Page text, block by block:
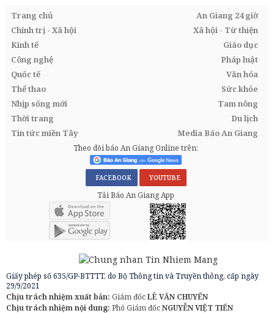
Trang chủ
An Giang 24 giờ
Chính trị - Xã hội
Xã hội - Từ thiện
Kinh tế
Giáo dục
Công nghệ
Pháp luật
Quốc tế
Văn hóa
Thể thao
Sức khỏe
Nhịp sống mới
Tam nông
Thời trang
Du lịch
Tin tức miền Tây
Media Báo An Giang
Theo dõi báo An Giang Online trên:
FACEBOOK YOUTUBE
Tải Báo An Giang App
Giấy phép số 635/GP-BTTTT, do Bộ Thông tin và Truyền thông, cấp ngày
29/9/2021
Chịu trách nhiệm xuất bản: Giám đốcLÊ VĂN CHUYỂN
Chịu trách nhiệm nội dung: Phó Giám đốcNGUYỄN VIỆT TIẾN